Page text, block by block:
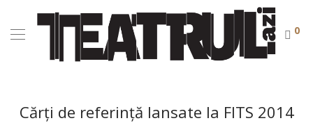
0
Cărți de referință lansate la FITS 2014